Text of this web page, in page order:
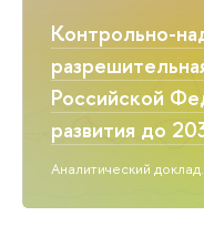
Контрольно-
Российской
развития до
Аналитический